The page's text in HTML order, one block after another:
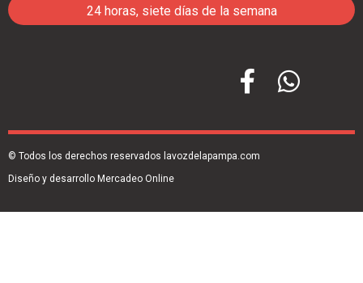
24 horas, siete días de la semana
© Todos los derechos reservados lavozdelapampa.com
Diseño y desarrollo Mercadeo Online